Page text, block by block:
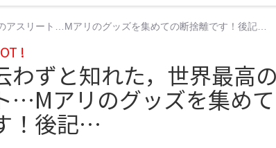
アスリート…Mアリのグッズを集めての断捨離です！後記…
!
わずと知れた，世界最高
…Mアリのグッズを集め
！後記…